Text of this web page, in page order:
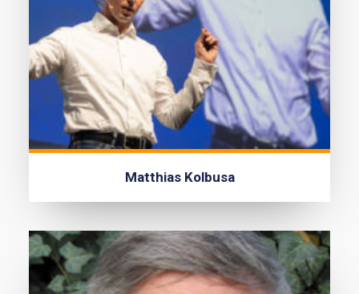
Matthias Kolbusa